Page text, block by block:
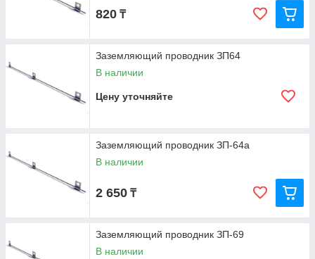
820 ₸
Заземляющий проводник ЗП64
В наличии
Цену уточняйте
Заземляющий проводник ЗП-64а
В наличии
2 650 ₸
Заземляющий проводник ЗП-69
В наличии